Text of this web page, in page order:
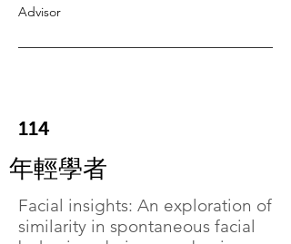
Advisor
114
年輕學者
Facial insights: An exploration of
similarity in spontaneous facial